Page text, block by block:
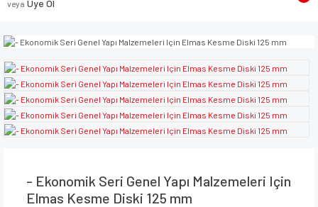
veya Üye Ol
- Ekonomik Seri Genel Yapı Malzemeleri Için
Elmas Kesme Diski 125 mm